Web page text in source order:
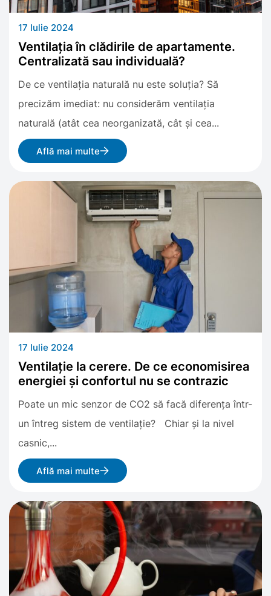
17 Iulie 2024
Ventilația în clădirile de apartamente.
Centralizată sau individuală?
De ce ventilația naturală nu este soluția? Să
precizăm imediat: nu considerăm ventilația
naturală (atât cea neorganizată, cât și cea...
Află mai multe
17 Iulie 2024
Ventilație la cerere. De ce economisirea
energiei și confortul nu se contrazic
Poate un mic senzor de CO2 să facă diferența într-
un întreg sistem de ventilație? Chiar și la nivel
casnic,...
Află mai multe